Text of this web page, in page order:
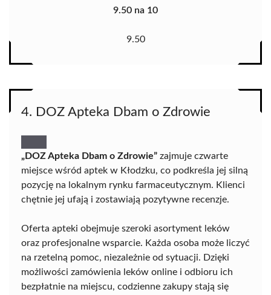
9.50 na 10
9.50
4. DOZ Apteka Dbam o Zdrowie
„DOZ Apteka Dbam o Zdrowie” zajmuje czwarte
miejsce wśród aptek w Kłodzku, co podkreśla jej silną
pozycję na lokalnym rynku farmaceutycznym. Klienci
chętnie jej ufają i zostawiają pozytywne recenzje.
Oferta apteki obejmuje szeroki asortyment leków
oraz profesjonalne wsparcie. Każda osoba może liczyć
na rzetelną pomoc, niezależnie od sytuacji. Dzięki
możliwości zamówienia leków online i odbioru ich
bezpłatnie na miejscu, codzienne zakupy stają się